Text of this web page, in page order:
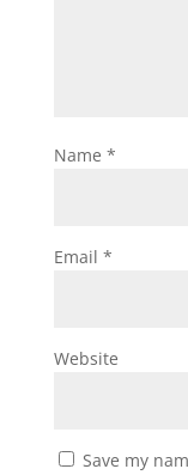
Name *
Email *
Website
Save my